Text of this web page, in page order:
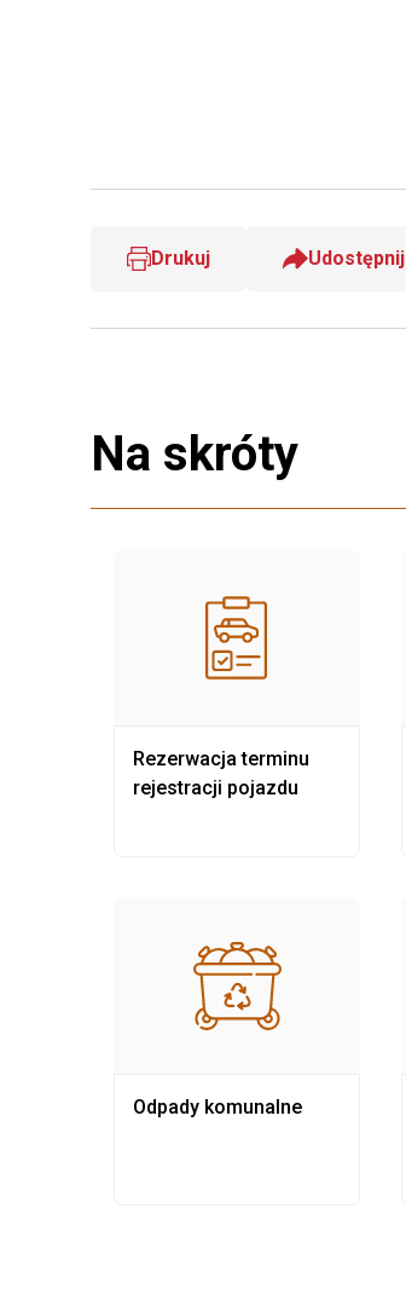
Drukuj Udostępnij
Na skróty
Rezerwacja terminu
rejestracji pojazdu
Odpady komunalne